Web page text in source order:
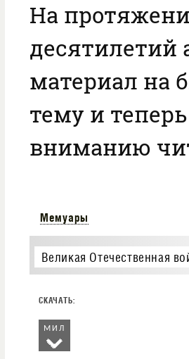
На
десятилетий
материал на
тему и
вниманию
Мемуары
Великая Отечественная
МИЛ